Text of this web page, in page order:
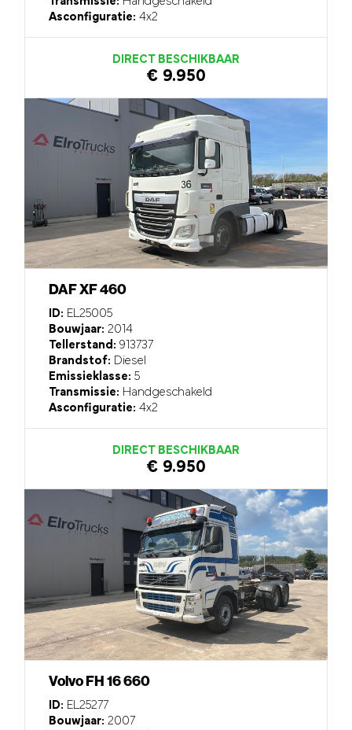
Asconfiguratie: 4x2
DIRECT BESCHIKBAAR
€ 9.950
DAF XF 460
ID: EL25005
Bouwjaar: 2014
Tellerstand: 913737
Brandstof: Diesel
Emissieklasse: 5
Transmissie: Handgeschakeld
Asconfiguratie: 4x2
DIRECT BESCHIKBAAR
€ 9.950
Volvo FH 16 660
ID: EL25277
Bouwjaar: 2007